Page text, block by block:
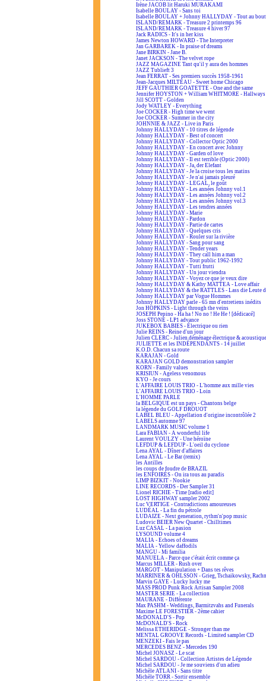
Irène JACOB lit Haruki MURAKAMI
Isabelle BOULAY - Sans toi
Isabelle BOULAY + Johnny HALLYDAY - Tout au bout
ISLAND/REMARK - Treasure 2 printemps 96
ISLAND/REMARK - Treasure 4 hiver 97
Jack RADICS - It's in her kiss
James Newton HOWARD - The Interpreter
Jan GARBAREK - In praise of dreams
Jane BIRKIN - Jane B.
Janet JACKSON - The velvet rope
JAZZ MAGAZINE Tant qu'il y aura des hommes
JAZZ Tublieft 3
Jean FERRAT - Ses premiers succès 1958-1961
Jean-Jacques MILTEAU - Sweet home Chicago
JEFF GAUTHIER GOATETTE - One and the same
Jennifer HOYSTON + William WHITMORE - Hallways
Jill SCOTT - Golden
Jody WATLEY - Everything
Joe COCKER - High time we went
Joe COCKER - Summer in the city
JOHNNIE & JAZZ - Live in Paris
Johnny HALLYDAY - 10 titres de légende
Johnny HALLYDAY - Best of concert
Johnny HALLYDAY - Collector Optic 2000
Johnny HALLYDAY - En concert avec Johnny
Johnny HALLYDAY - Garden of love
Johnny HALLYDAY - Il est terrible (Optic 2000)
Johnny HALLYDAY - Ja, der Elefant
Johnny HALLYDAY - Je la croise tous les matins
Johnny HALLYDAY - Je n'ai jamais pleuré
Johnny HALLYDAY - LEGAL, le goût
Johnny HALLYDAY - Les années Johnny vol.1
Johnny HALLYDAY - Les années Johnny vol.2
Johnny HALLYDAY - Les années Johnny vol.3
Johnny HALLYDAY - Les tendres années
Johnny HALLYDAY - Marie
Johnny HALLYDAY - Pardon
Johnny HALLYDAY - Partie de cartes
Johnny HALLYDAY - Quelques cris
Johnny HALLYDAY - Rouler sur la rivière
Johnny HALLYDAY - Sang pour sang
Johnny HALLYDAY - Tender years
Johnny HALLYDAY - They call him a man
Johnny HALLYDAY - Tout public 1962-1992
Johnny HALLYDAY - Tutti frutti
Johnny HALLYDAY - Un jour viendra
Johnny HALLYDAY - Voyez ce que je veux dire
Johnny HALLYDAY & Kathy MATTEA - Love affair
Johnny HALLYDAY & the RATTLES - Lass die Leute
Johnny HALLYDAY par Vogue Hommes
Johnny HALLYDAY parle - 65 mn d'entretiens inédits
Jon HOPKINS - Light through the veins
JOSEPH Pepino - Ha ha ! No no ! He He ! [dédicacé]
Joss STONE - LP1 advance
JUKEBOX BABIES - Électrique ou rien
Julie REINS - Reine d'un jour
Julien CLERC - Julien déménage électrique & acoustique
JULIETTE et les INDÉPENDANTS - 14 juillet
K.O.D. Chacun sa route
KARAJAN - Gold
KARAJAN GOLD demonstration sampler
KORN - Family values
KRISIUN - Ageless venomous
KYO - Je cours
L'AFFAIRE LOUIS TRIO - L'homme aux mille vies
L'AFFAIRE LOUIS TRIO - Loin
L'HOMME PARLE
la BELGIQUE est un pays - Chantons belge
la légende du GOLF DROUOT
LABEL BLEU - Appellation d'origine incontrôlée 2
LABELS automne 97
LANDMARK MUSIC volume 1
Lara FABIAN - A wonderful life
Laurent VOULZY - Une héroïne
LEFDUP & LEFDUP - L'oeil du cyclone
Lena AYAL - Dîner d'affaires
Lena AYAL - Le Bar (remix)
les Antilles
les coups de foudre de BRAZIL
les ENFOIRÉS - On ira tous au paradis
LIMP BIZKIT - Nookie
LINE RECORDS - Der Sampler 31
Lionel RICHIE - Time [radio edit]
LOST HIGHWAY sampler 2002
Luc VERTIGE - Contradictions amoureuses
LUDÉAL - La fin du pétrole
LUDAIZE - Next generation, rythm'n'pop music
Ludovic BEIER New Quartet - Chilltimes
Luz CASAL - La pasion
LYSOUND volume 4
MALIA - Echoes of dreams
MALIA - Yellow daffodils
MANGU - Mi familia
MANUELA - Parce que c'était écrit comme ça
Marcus MILLER - Rush over
MARGOT - Manipulation + Dans tes rêves
MARRINER & OHLSSON - Grieg, Tschaikowsky,
Marvin GAYE - Lucky lucky me
MASS PROD Punk Rock Artisan Sampler 2008
MASTER SERIE - La collection
MAURANE - Différente
Max PASHM - Weddings, Barmitzvahs and Funerals
Maxime LE FORESTIER - 2ème cahier
McDONALD'S - Pop
McDONALD'S - Rock
Melissa ETHERIDGE - Stronger than me
MENTAL GROOVE Records - Limited sampler CD
MENZEKI - Fais le pas
MERCEDES BENZ - Mercedes 190
Michel JONASZ - Le scat
Michel SARDOU - Collection Artistes de Légende
Michel SARDOU - Je me souviens d'un adieu
Michèle ATLANI - Sans titre
Michèle TORR - Sortir ensemble